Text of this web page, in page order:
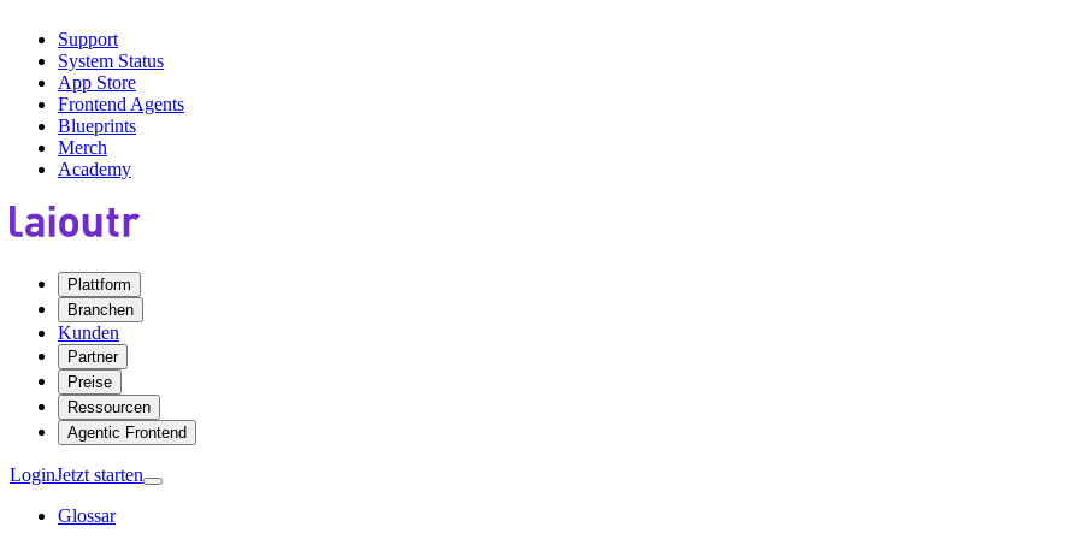
Support
System Status
App Store
Frontend Agents
Blueprints
Merch
Academy
Plattform
Branchen
Kunden
Partner
Preise
Ressourcen
Agentic Frontend
LoginJetzt starten
Glossar